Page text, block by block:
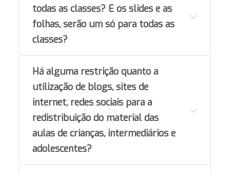
todas as classes? E os slides e as
folhas, serão um só para todas as
classes?
Há alguma restrição quanto a
utilização de blogs, sites de
internet, redes sociais para a
redistribuição do material das
aulas de crianças, intermediários e
adolescentes?